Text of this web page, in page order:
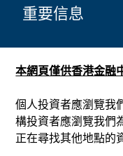
重要信息
本網頁僅供香港金融
個人投資者應瀏覽我
構投資者應瀏覽我們
正在尋找其他地點的
美國大選